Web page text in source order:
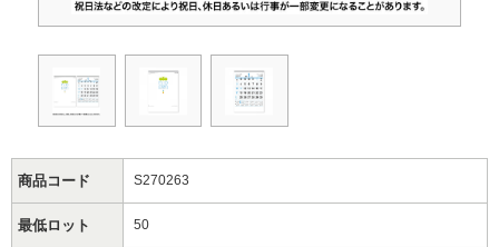
商品コード S270263
最低ロット 50